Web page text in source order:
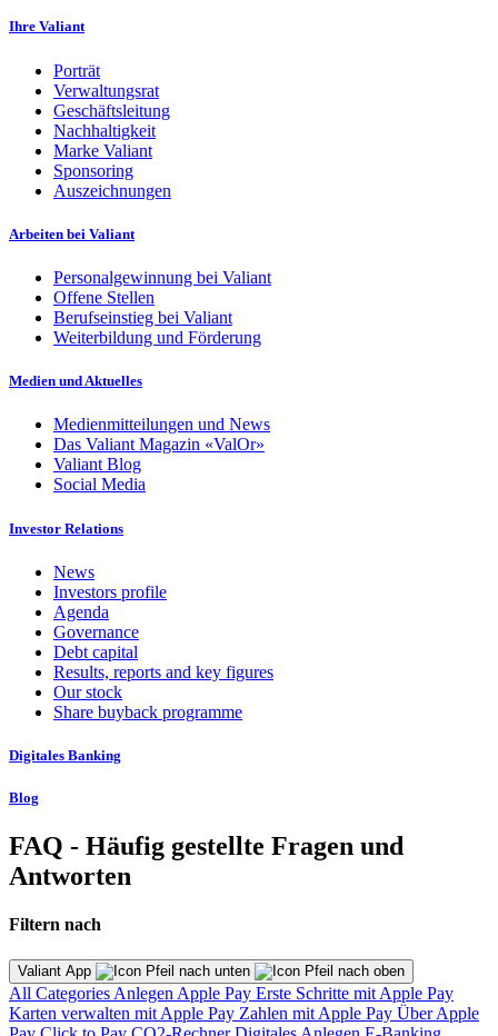
Ihre Valiant
Porträt
Verwaltungsrat
Geschäftsleitung
Nachhaltigkeit
Marke Valiant
Sponsoring
Auszeichnungen
Arbeiten bei Valiant
Personalgewinnung bei Valiant
Offene Stellen
Berufseinstieg bei Valiant
Weiterbildung und Förderung
Medien und Aktuelles
Medienmitteilungen und News
Das Valiant Magazin «ValOr»
Valiant Blog
Social Media
Investor Relations
News
Investors profile
Agenda
Governance
Debt capital
Results, reports and key figures
Our stock
Share buyback programme
Digitales Banking
Blog
FAQ - Häufig gestellte Fragen und
Antworten
Filtern nach
Valiant App
All Categories Anlegen Apple Pay Erste Schritte mit Apple Pay
Karten verwalten mit Apple Pay Zahlen mit Apple Pay Über Apple